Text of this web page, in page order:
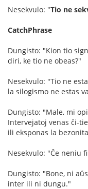
Nesekvulo: "Tio ne
CatchPhrase
Dungisto: "Kion tio
diri, ke tio ne obeas?"
Nesekvulo: "Tio ne
la silogismo ne estas
Dungisto: "Male, mi
Intervejatoj venas ĉi-
ili eksponas la
Nesekvulo: "Ĉe neniu
Dungisto: "Bone, ni
inter ili ni dungu."